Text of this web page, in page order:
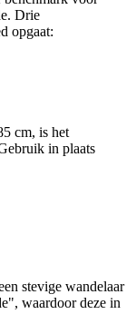
Drie
opgaat:
cm, is het
in plaats
stevige wandelaar
waardoor deze in